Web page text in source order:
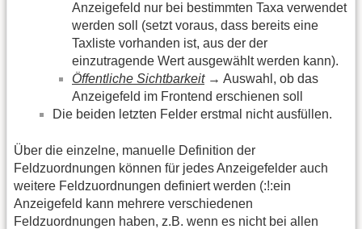
Anzeigefeld nur bei bestimmten Taxa verwendet
werden soll (setzt voraus, dass bereits eine
Taxliste vorhanden ist, aus der der
einzutragende Wert ausgewählt werden kann).
Öffentliche Sichtbarkeit→ Auswahl, ob das
Anzeigefeld im Frontend erschienen soll
Die beiden letzten Felder erstmal nicht ausfüllen.
Über die einzelne, manuelle Definition der
Feldzuordnungen können für jedes Anzeigefelder auch
weitere Feldzuordnungen definiert werden (:!:ein
Anzeigefeld kann mehrere verschiedenen
Feldzuordnungen haben, z.B. wenn es nicht bei allen